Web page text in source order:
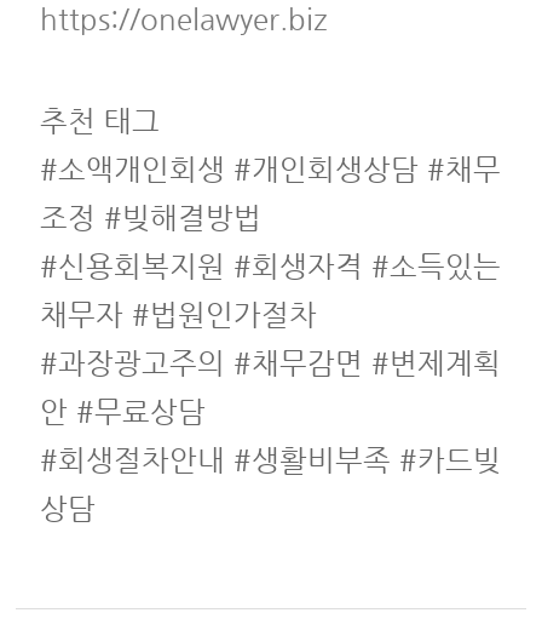
https://onelawyer.biz
추천 태그
#소액개인회생 #개인회생상담 #채무
조정 #빚해결방법
#신용회복지원 #회생자격 #소득있는
채무자 #법원인가절차
#과장광고주의 #채무감면 #변제계획
안 #무료상담
#회생절차안내 #생활비부족 #카드빚
상담